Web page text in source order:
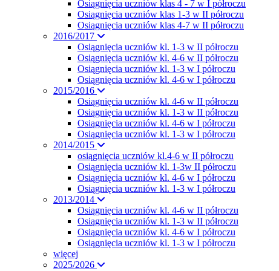
Osiągnięcia uczniów klas 4 - 7 w I półroczu
Osiągnięcia uczniów klas 1-3 w II półroczu
Osiągnięcia uczniów klas 4-7 w II półroczu
2016/2017
Osiągnięcia uczniów kl. 1-3 w II półroczu
Osiągnięcia uczniów kl. 4-6 w II półroczu
Osiągnięcia uczniów kl. 1-3 w I półroczu
Osiągnięcia uczniów kl. 4-6 w I półroczu
2015/2016
Osiągnięcia uczniów kl. 4-6 w II półroczu
Osiągnięcia uczniów kl. 1-3 w II półroczu
Osiągnięcia uczniów kl. 4-6 w I półroczu
Osiągnięcia uczniów kl. 1-3 w I półroczu
2014/2015
osiągnięcia uczniów kl.4-6 w II półroczu
Osiągnięcia uczniów kl. 1-3w II półroczu
Osiągnięcia uczniów kl. 4-6 w I półroczu
Osiągnięcia uczniów kl. 1-3 w I półroczu
2013/2014
Osiągnięcia uczniów kl. 4-6 w II półroczu
Osiągnięcia uczniów kl. 1-3 w II półroczu
Osiągnięcia uczniów kl. 4-6 w I półroczu
Osiągnięcia uczniów kl. 1-3 w I półroczu
więcej
2025/2026